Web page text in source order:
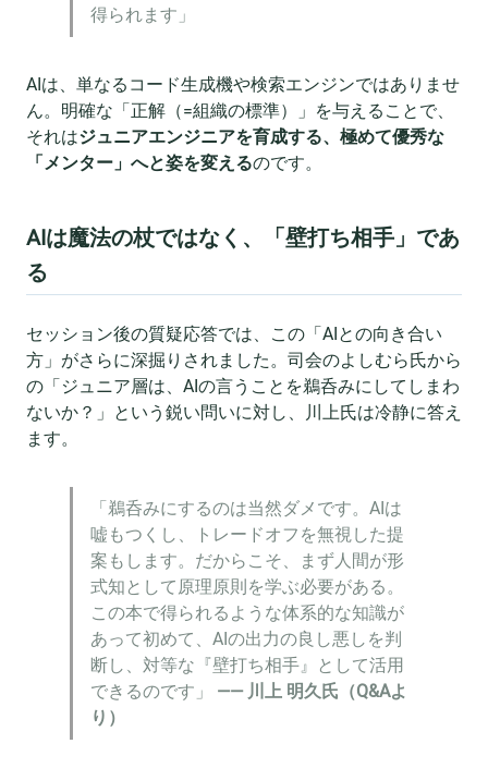
得られます」
AIは、単なるコード生成機や検索エンジンではありませ
ん。明確な「正解（=組織の標準）」を与えることで、
それはジュニアエンジニアを育成する、極めて優秀な
「メンター」へと姿を変えるのです。
AIは魔法の杖ではなく、「壁打ち相手」であ
る
セッション後の質疑応答では、この「AIとの向き合い
方」がさらに深掘りされました。司会のよしむら氏から
の「ジュニア層は、AIの言うことを鵜呑みにしてしまわ
ないか？」という鋭い問いに対し、川上氏は冷静に答え
ます。
「鵜呑みにするのは当然ダメです。AIは
嘘もつくし、トレードオフを無視した提
案もします。だからこそ、まず人間が形
式知として原理原則を学ぶ必要がある。
この本で得られるような体系的な知識が
あって初めて、AIの出力の良し悪しを判
断し、対等な『壁打ち相手』として活用
できるのです」 —— 川上 明久氏（Q&Aよ
り）